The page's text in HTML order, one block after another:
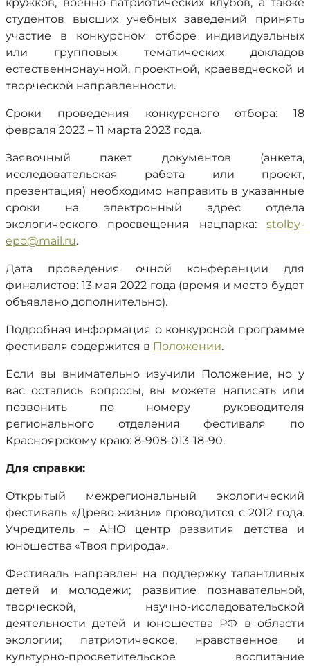
студентов высших учебных заведений принять
участие в конкурсном отборе индивидуальных
или групповых тематических докладов
естественнонаучной, проектной, краеведческой и
творческой направленности.
Сроки проведения конкурсного отбора: 18
февраля 2023 – 11 марта 2023 года.
Заявочный пакет документов (анкета,
исследовательская работа или проект,
презентация) необходимо направить в указанные
сроки на электронный адрес отдела
экологического просвещения нацпарка: stolby-
epo@mail.ru.
Дата проведения очной конференции для
финалистов: 13 мая 2022 года (время и место будет
объявлено дополнительно).
Подробная информация о конкурсной программе
фестиваля содержится в Положении.
Если вы внимательно изучили Положение, но у
вас остались вопросы, вы можете написать или
позвонить по номеру руководителя
регионального отделения фестиваля по
Красноярскому краю: 8-908-013-18-90.
Для справки:
Открытый межрегиональный экологический
фестиваль «Древо жизни» проводится с 2012 года.
Учредитель – АНО центр развития детства и
юношества «Твоя природа».
Фестиваль направлен на поддержку талантливых
детей и молодежи; развитие познавательной,
творческой, научно-исследовательской
деятельности детей и юношества РФ в области
экологии; патриотическое, нравственное и
культурно-просветительское воспитание